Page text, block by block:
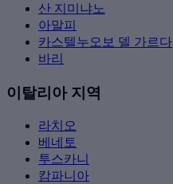
산 지미냐노
아말피
카스텔누오보 델 가르다
바리
이탈리아 지역
라치오
베네토
투스카니
캄파니아